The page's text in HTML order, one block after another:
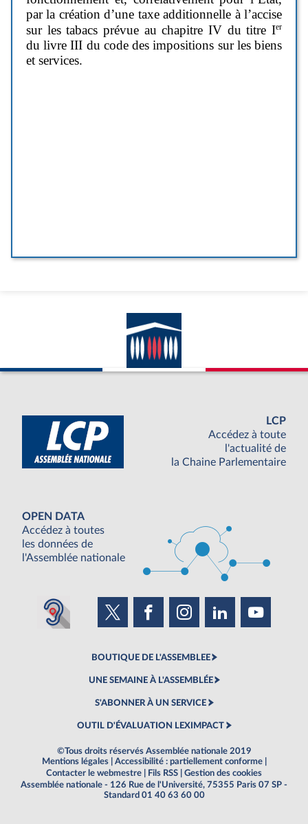
LCP
Accédez à toute
l'actualité de
la Chaine Parlementaire
OPEN DATA
Accédez à toutes
les données de
l'Assemblée nationale
BOUTIQUE DE L'ASSEMBLEE
UNE SEMAINE À L'ASSEMBLÉE
S'ABONNER À UN SERVICE
OUTIL D'ÉVALUATION LEXIMPACT
©Tous droits réservés Assemblée nationale 2019
Mentions légales
Accessibilité : partiellement conforme
Contacter le webmestre
Fils RSS
Gestion des cookies
Assemblée nationale - 126 Rue de l'Université, 75355 Paris 07 SP -
Standard 01 40 63 60 00